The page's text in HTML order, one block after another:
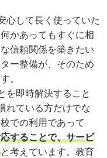
心して長く使っていた
かあってもすぐに相
信頼関係を築きたい
ー整備が、そのため
。
を即時解決すること
れている方だけでな
での利用であって
することで、サービ
と考えています。教育